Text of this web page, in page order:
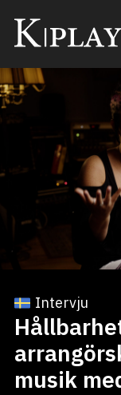
Start
Sök
Mina favoriter
Intervju
musik